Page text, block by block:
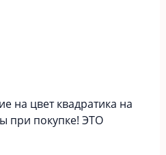
на цвет квадратика на
при покупке! ЭТО